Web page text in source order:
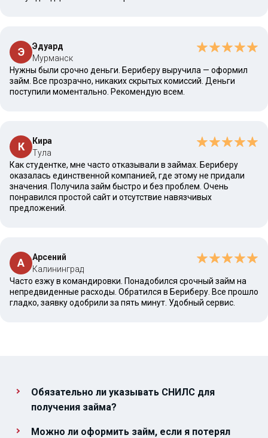
Э
Эдуард
Мурманск
Нужны были срочно деньги. Бериберу выручила — оформил
займ. Все прозрачно, никаких скрытых комиссий. Деньги
поступили моментально. Рекомендую всем.
К
Кира
Тула
Как студентке, мне часто отказывали в займах. Бериберу
оказалась единственной компанией, где этому не придали
значения. Получила займ быстро и без проблем. Очень
понравился простой сайт и отсутствие навязчивых
предложений.
А
Арсений
Калининград
Часто езжу в командировки. Понадобился срочный займ на
непредвиденные расходы. Обратился в Бериберу. Все прошло
гладко, заявку одобрили за пять минут. Удобный сервис.
Обязательно ли указывать СНИЛС для
получения займа?
Можно ли оформить займ, если я потерял